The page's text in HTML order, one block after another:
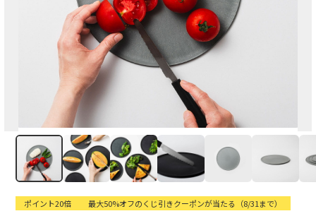
ポイント20倍 最大50%オフのくじ引きクーポンが当たる（8/31まで）